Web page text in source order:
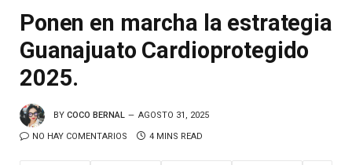
Ponen en marcha la estrategia
Guanajuato Cardioprotegido
2025.
BY COCO BERNAL AGOSTO 31, 2025
NO HAY COMENTARIOS 4 MINS READ